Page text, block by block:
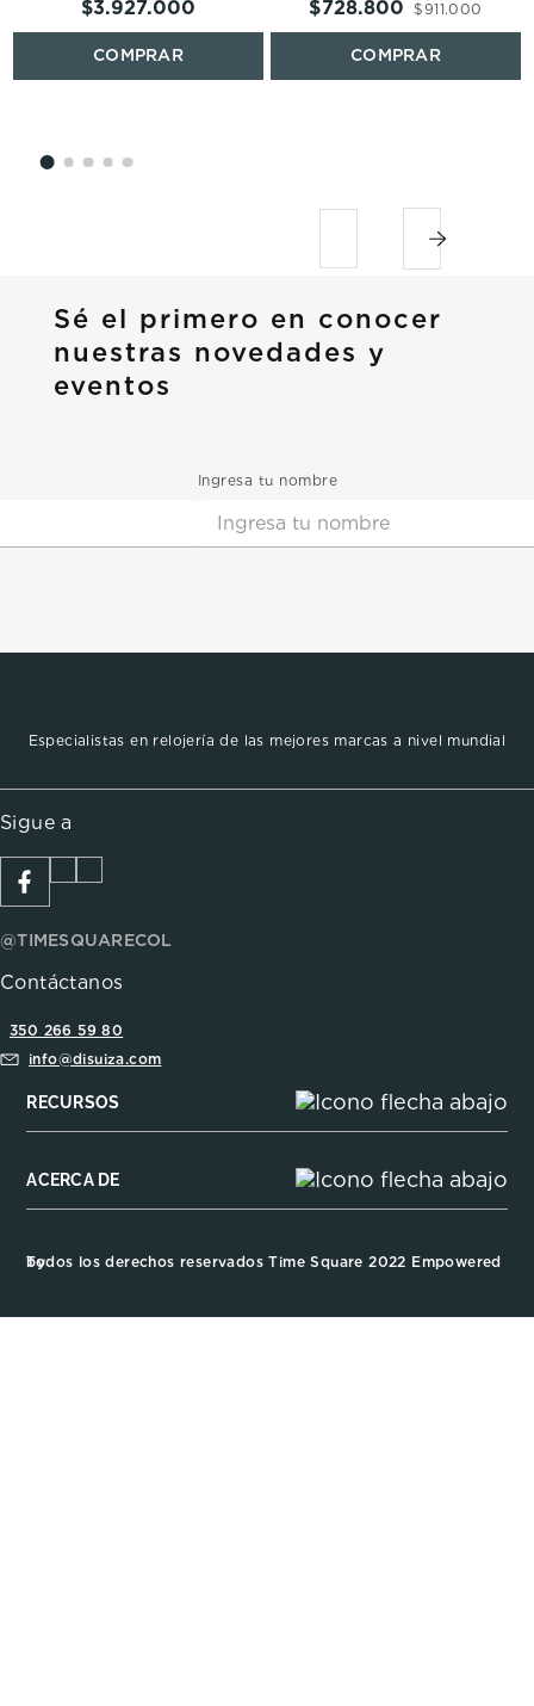
$3.927.000 $911.000
$728.800
Sé el primero en conocer
nuestras novedades y
eventos
Ingresa tu nombre
Especialistas en relojería de las mejores marcas a nivel mundial
Sigue a
@TIMESQUARECOL
Contáctanos
350 266 59 80
info@disuiza.com
RECURSOS
ACERCA DE
Todos los derechos reservados Time Square 2022 Empowered by